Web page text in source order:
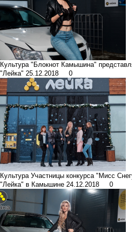
Культура "Блокнот Камышина"
"Лейка" 25.12.2018 0
Культура Участницы конкурса "Мисс
"Лейка" в Камышине 24.12.2018 0